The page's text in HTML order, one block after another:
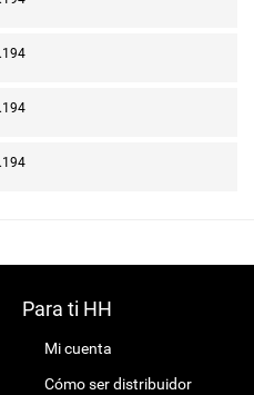
Para ti HH
Mi cuenta
Cómo ser distribuidor